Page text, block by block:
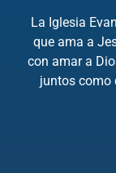
La Iglesia
que ama a
con amar a
juntos como